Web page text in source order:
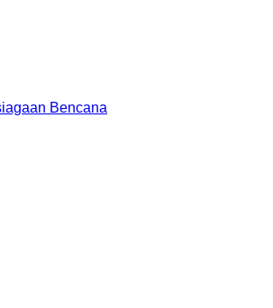
Bencana